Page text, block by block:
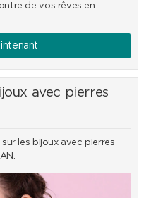
de vos rêves en
avec pierres
les bijoux avec pierres